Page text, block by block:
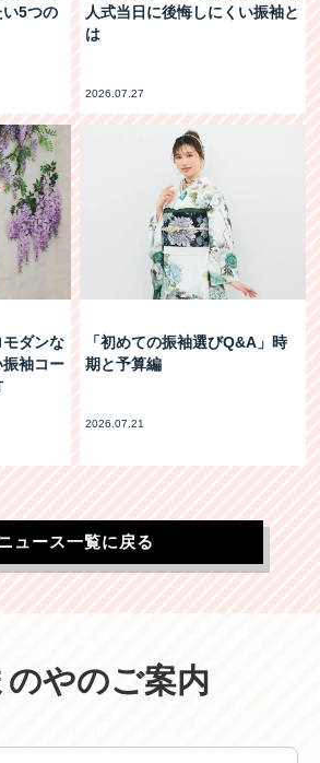
5つの
人式当日に後悔しにくい振袖と
は
2026.07.27
モダンな
振袖コー
「初めての振袖選びQ&A」時
期と予算編
2026.07.21
ュース一覧に戻る
のやのご案内